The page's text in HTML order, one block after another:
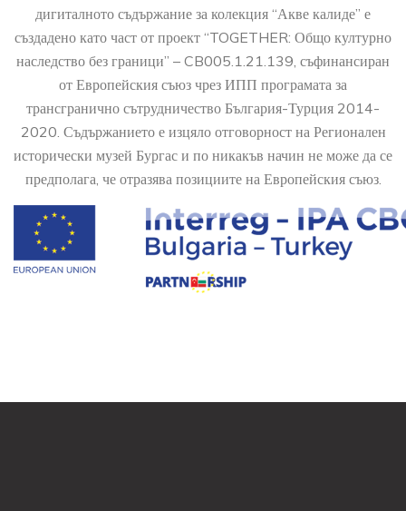
дигиталното съдържание за колекция “Акве калиде” е
създадено като част от проект “TOGETHER: Общо културно
наследство без граници” – CB005.1.21.139, съфинансиран
от Европейския съюз чрез ИПП програмата за
трансгранично сътрудничество България-Турция 2014-
2020. Съдържанието е изцяло отговорност на Регионален
исторически музей Бургас и по никакъв начин не може да се
предполага, че отразява позициите на Европейския съюз.